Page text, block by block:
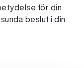
för din
beslut i din